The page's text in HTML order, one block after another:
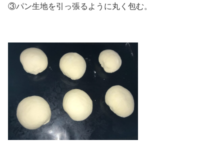
③パン生地を引っ張るように丸く包む。